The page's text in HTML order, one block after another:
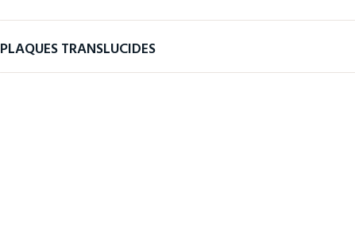
PLAQUES TRANSLUCIDES